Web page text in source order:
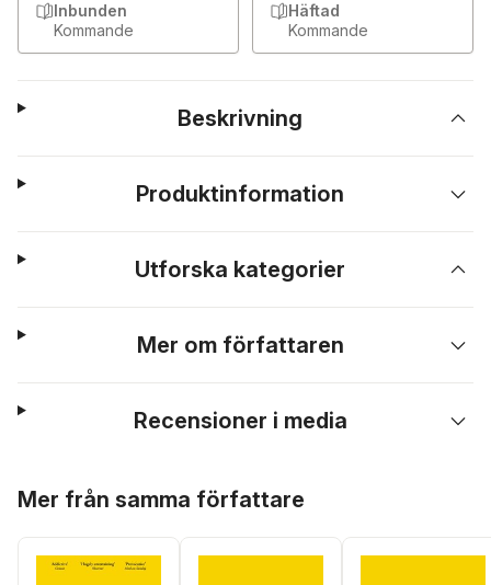
Inbunden
Kommande
Häftad
Kommande
Beskrivning
Produktinformation
Utforska kategorier
Mer om författaren
Recensioner i media
Mer från samma författare